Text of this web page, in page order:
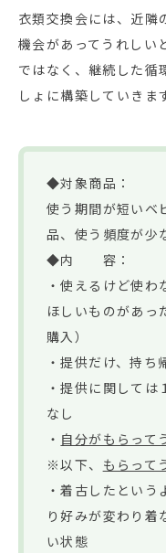
衣類交換会には、近隣
機会があってうれしい
ではなく、継続した循
しょに構築していきま
◆対象商品：
使う期間が短いベ
品、使う頻度が少
◆内 容：
・使えるけど使わ
ほしいものがあっ
購入）
・提供だけ、持ち
・提供に関して
なし
・ 自分がもらって
※以下、 もらって
・着古したという
り好みが変わり着
い状態